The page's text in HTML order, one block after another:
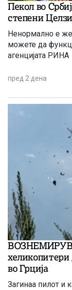
Пекол во
степени
Ненормално е
можете да
агенцијата РИНА
пред 2 дена
во Грција
Загинаа пилот и